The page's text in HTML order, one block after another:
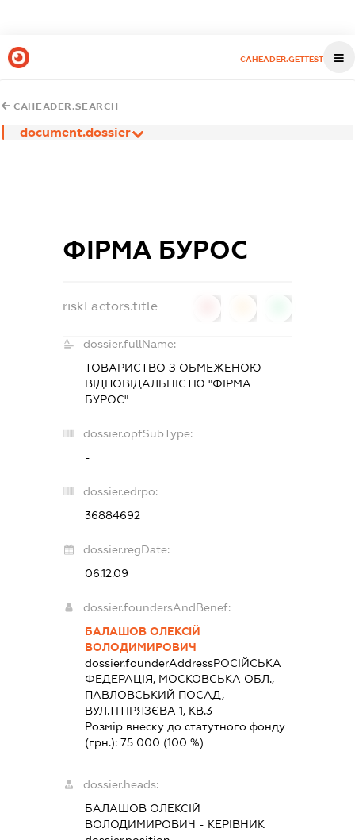
CAHEADER.GETTEST
CAHEADER.SEARCH
document.dossier
ФІРМА БУРОС
riskFactors.title
dossier.fullName:
ТОВАРИСТВО З ОБМЕЖЕНОЮ
ВІДПОВІДАЛЬНІСТЮ "ФІРМА
БУРОС"
dossier.opfSubType:
-
dossier.edrpo:
36884692
dossier.regDate:
06.12.09
dossier.foundersAndBenef:
БАЛАШОВ ОЛЕКСІЙ
ВОЛОДИМИРОВИЧ
dossier.founderAddressРОСІЙСЬКА
ФЕДЕРАЦІЯ, МОСКОВСЬКА ОБЛ.,
ПАВЛОВСЬКИЙ ПОСАД,
ВУЛ.ТІТІРЯЗЄВА 1, КВ.3
Розмір внеску до статутного фонду
(грн.):75 000 (100 %)
dossier.heads:
БАЛАШОВ ОЛЕКСІЙ
ВОЛОДИМИРОВИЧ - КЕРІВНИК